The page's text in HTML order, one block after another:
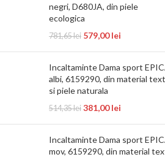
negri, D680JA, din piele
ecologica
781,65lei 579,00lei
Incaltaminte Dama sport
albi, 6159290, din material
si piele naturala
514,35lei 381,00lei
Incaltaminte Dama sport
mov, 6159290, din material